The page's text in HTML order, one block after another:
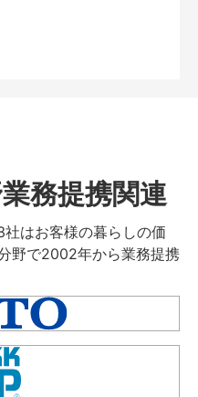
務提携関連
はお客様の暮らしの価
野で2002年から業務提携